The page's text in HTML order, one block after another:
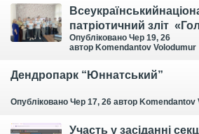
патріотичний зліт
покоління» проведено
Опубліковано Чер 19, 26
автор Komendantov Volodumur
Дендропарк “Юннатський”
Опубліковано Чер 17, 26 автор Komendantov
Участь у засіданні